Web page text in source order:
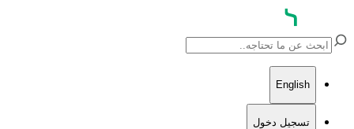
English
تسجيل دخول